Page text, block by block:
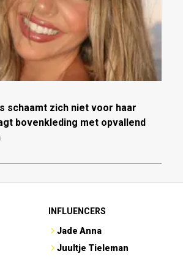
schaamt zich niet voor haar
bovenkleding met opvallend
INFLUENCERS
Jade Anna
Juultje Tieleman